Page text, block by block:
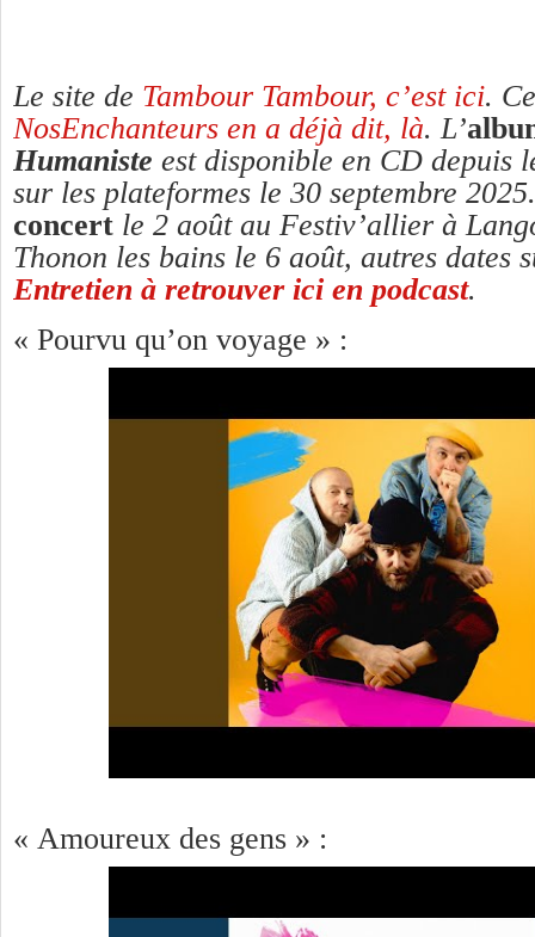
Le site de Tambour Tambour, c’est ici.
NosEnchanteurs en a déjà dit, là. L’
Humaniste est disponible en CD depuis
sur les plateformes le 30 septembre
concert le 2 août au Festiv’allier à
Thonon les bains le 6 août, autres dates
Entretien à retrouver ici en podcast.
« Pourvu qu’on voyage » :
« Amoureux des gens » :